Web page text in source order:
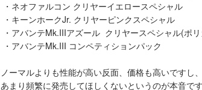
・ネオファルコン クリヤーイエロースペシャル
・キーンホークJr. クリヤーピンクスペシャル
・アバンテMk.IIIアズール クリヤースペシャル(ポ
・アバンテMk.III コンペティションパック
ノーマルよりも性能が高い反面、価格も高いですし
あまり頻繁に発売してほしくないというのが本音です